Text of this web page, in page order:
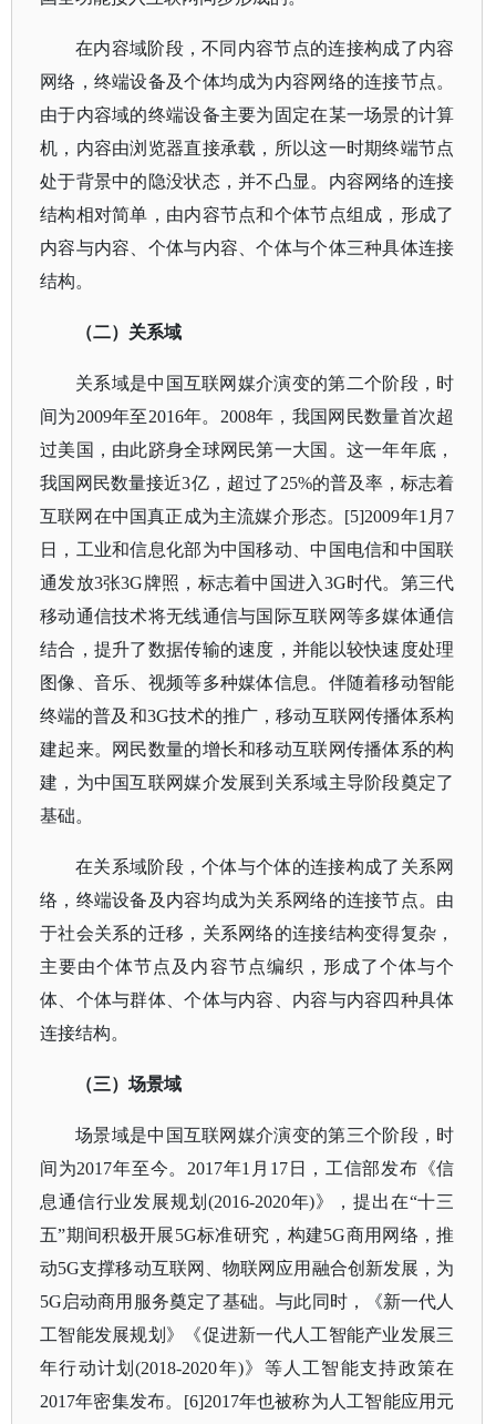
在内容域阶段，不同内容节点的连接构成了内容
网络，终端设备及个体均成为内容网络的连接节点。
由于内容域的终端设备主要为固定在某一场景的计算
机，内容由浏览器直接承载，所以这一时期终端节点
处于背景中的隐没状态，并不凸显。内容网络的连接
结构相对简单，由内容节点和个体节点组成，形成了
内容与内容、个体与内容、个体与个体三种具体连接
结构。
（二）关系域
关系域是中国互联网媒介演变的第二个阶段，时
间为2009年至2016年。2008年，我国网民数量首次超
过美国，由此跻身全球网民第一大国。这一年年底，
我国网民数量接近3亿，超过了25%的普及率，标志着
互联网在中国真正成为主流媒介形态。[5]2009年1月7
日，工业和信息化部为中国移动、中国电信和中国联
通发放3张3G牌照，标志着中国进入3G时代。第三代
移动通信技术将无线通信与国际互联网等多媒体通信
结合，提升了数据传输的速度，并能以较快速度处理
图像、音乐、视频等多种媒体信息。伴随着移动智能
终端的普及和3G技术的推广，移动互联网传播体系构
建起来。网民数量的增长和移动互联网传播体系的构
建，为中国互联网媒介发展到关系域主导阶段奠定了
基础。
在关系域阶段，个体与个体的连接构成了关系网
络，终端设备及内容均成为关系网络的连接节点。由
于社会关系的迁移，关系网络的连接结构变得复杂，
主要由个体节点及内容节点编织，形成了个体与个
体、个体与群体、个体与内容、内容与内容四种具体
连接结构。
（三）场景域
场景域是中国互联网媒介演变的第三个阶段，时
间为2017年至今。2017年1月17日，工信部发布《信
息通信行业发展规划(2016-2020年)》，提出在“十三
五”期间积极开展5G标准研究，构建5G商用网络，推
动5G支撑移动互联网、物联网应用融合创新发展，为
5G启动商用服务奠定了基础。与此同时，《新一代人
工智能发展规划》《促进新一代人工智能产业发展三
年行动计划(2018-2020年)》等人工智能支持政策在
2017年密集发布。[6]2017年也被称为人工智能应用元